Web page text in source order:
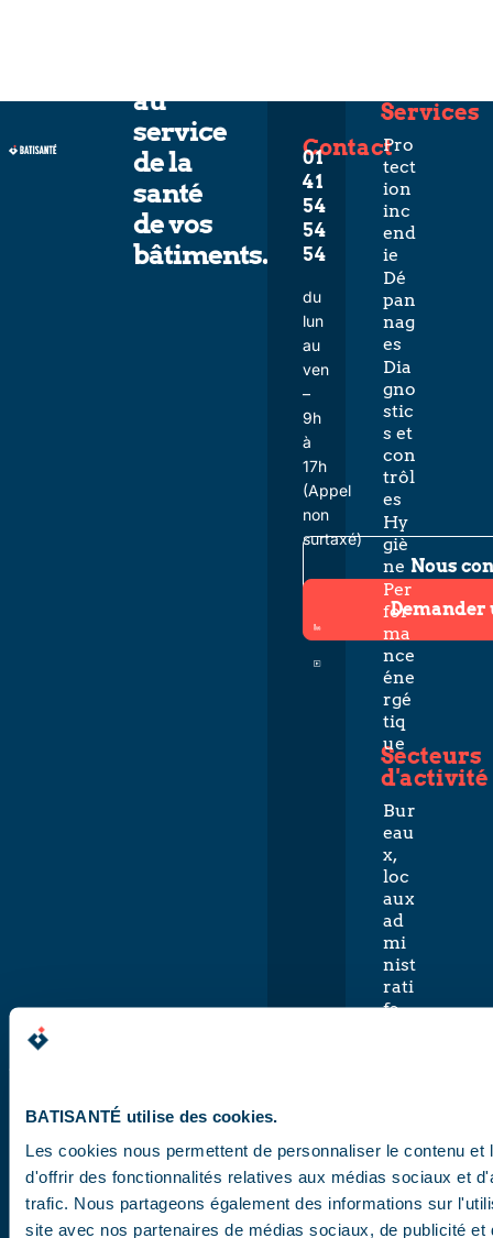
BATISANTÉ utilise des cookies.
Les cookies nous permettent de personnaliser le contenu et
d'offrir des fonctionnalités relatives aux médias sociaux et
trafic. Nous partageons également des informations sur
site avec nos partenaires de médias sociaux, de publicité et
au
service
de la
santé
de vos
bâtiments.
Contact
01
41
54
54
54
du
lun
au
ven
–
9h
à
17h
(Appel
non
surtaxé)
Nous
Demander
Services
Pro
tect
ion
inc
end
ie
Dé
pan
nag
es
Dia
gno
stic
s et
con
trôl
es
Hy
giè
ne
Per
for
ma
nce
éne
rgé
tiq
ue
Secteurs
d'activité
Bur
eau
x,
loc
aux
ad
mi
nist
rati
fs,
nce
s
Aut
res
ER